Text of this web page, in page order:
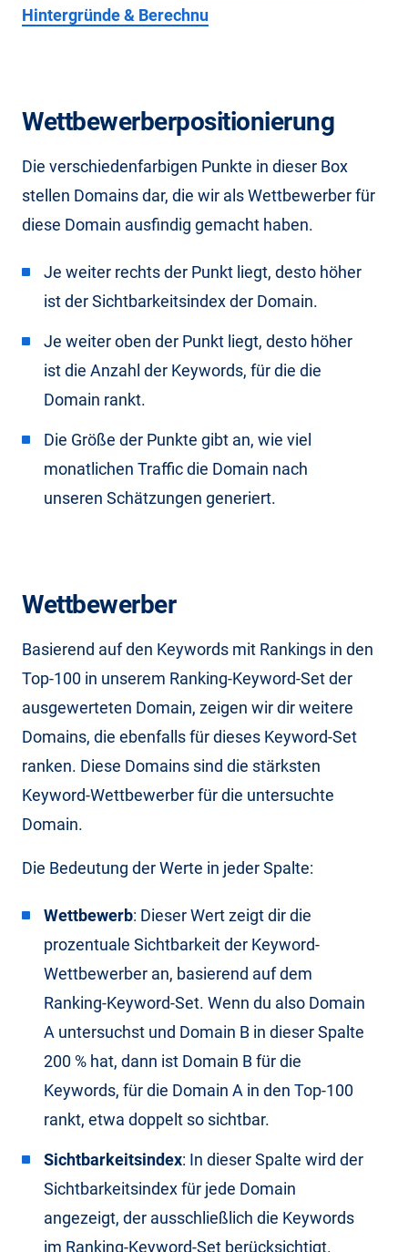
Hintergründe & Berechnu
Wettbewerberpositionierung
Die verschiedenfarbigen Punkte in dieser Box
stellen Domains dar, die wir als Wettbewerber für
diese Domain ausfindig gemacht haben.
Je weiter rechts der Punkt liegt, desto höher
ist der Sichtbarkeitsindex der Domain.
Je weiter oben der Punkt liegt, desto höher
ist die Anzahl der Keywords, für die die
Domain rankt.
Die Größe der Punkte gibt an, wie viel
monatlichen Traffic die Domain nach
unseren Schätzungen generiert.
Wettbewerber
Basierend auf den Keywords mit Rankings in den
Top-100 in unserem Ranking-Keyword-Set der
ausgewerteten Domain, zeigen wir dir weitere
Domains, die ebenfalls für dieses Keyword-Set
ranken. Diese Domains sind die stärksten
Keyword-Wettbewerber für die untersuchte
Domain.
Die Bedeutung der Werte in jeder Spalte:
Wettbewerb: Dieser Wert zeigt dir die
prozentuale Sichtbarkeit der Keyword-
Wettbewerber an, basierend auf dem
Ranking-Keyword-Set. Wenn du also Domain
A untersuchst und Domain B in dieser Spalte
200 % hat, dann ist Domain B für die
Keywords, für die Domain A in den Top-100
rankt, etwa doppelt so sichtbar.
Sichtbarkeitsindex: In dieser Spalte wird der
Sichtbarkeitsindex für jede Domain
angezeigt, der ausschließlich die Keywords
im Ranking-Keyword-Set berücksichtigt.